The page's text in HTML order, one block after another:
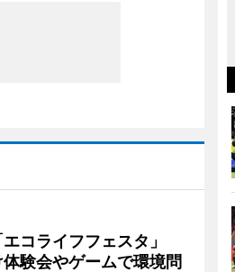
エコライフフェスタ」
験会やゲームで環境問